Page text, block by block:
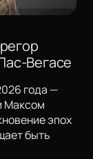
Вегасе
года —
Максом
эпох
быть